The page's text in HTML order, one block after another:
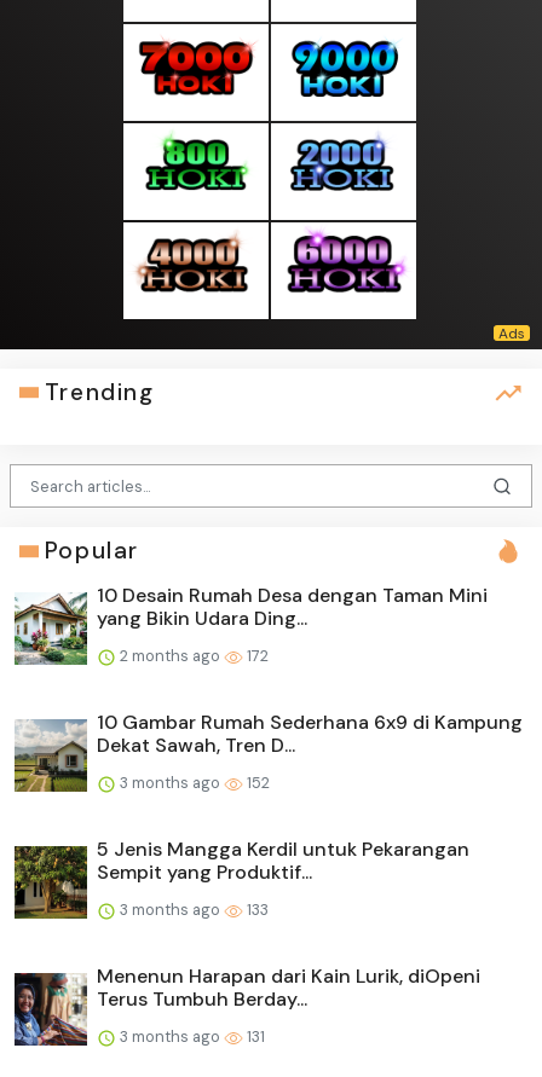
Trending
Popular
10 Desain Rumah Desa dengan Taman Mini
yang Bikin Udara Ding...
2 months ago 172
10 Gambar Rumah Sederhana 6x9 di Kampung
Dekat Sawah, Tren D...
3 months ago 152
5 Jenis Mangga Kerdil untuk Pekarangan
Sempit yang Produktif...
3 months ago 133
Menenun Harapan dari Kain Lurik, diOpeni
Terus Tumbuh Berday...
3 months ago 131